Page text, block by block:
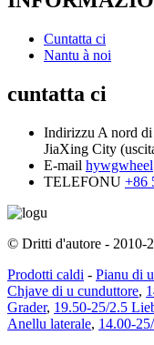
Cuntatta ci
Nantu à noi
cuntatta ci
Indirizzu A nord
JiaXing City
E-mail
TELEFONU +86
© Dritti d'autore - 2010-
Prodotti caldi - Pianu di
Chjave di u cunduttore,
Grader, 19.50-25/2.5
Anellu laterale, 14.00-